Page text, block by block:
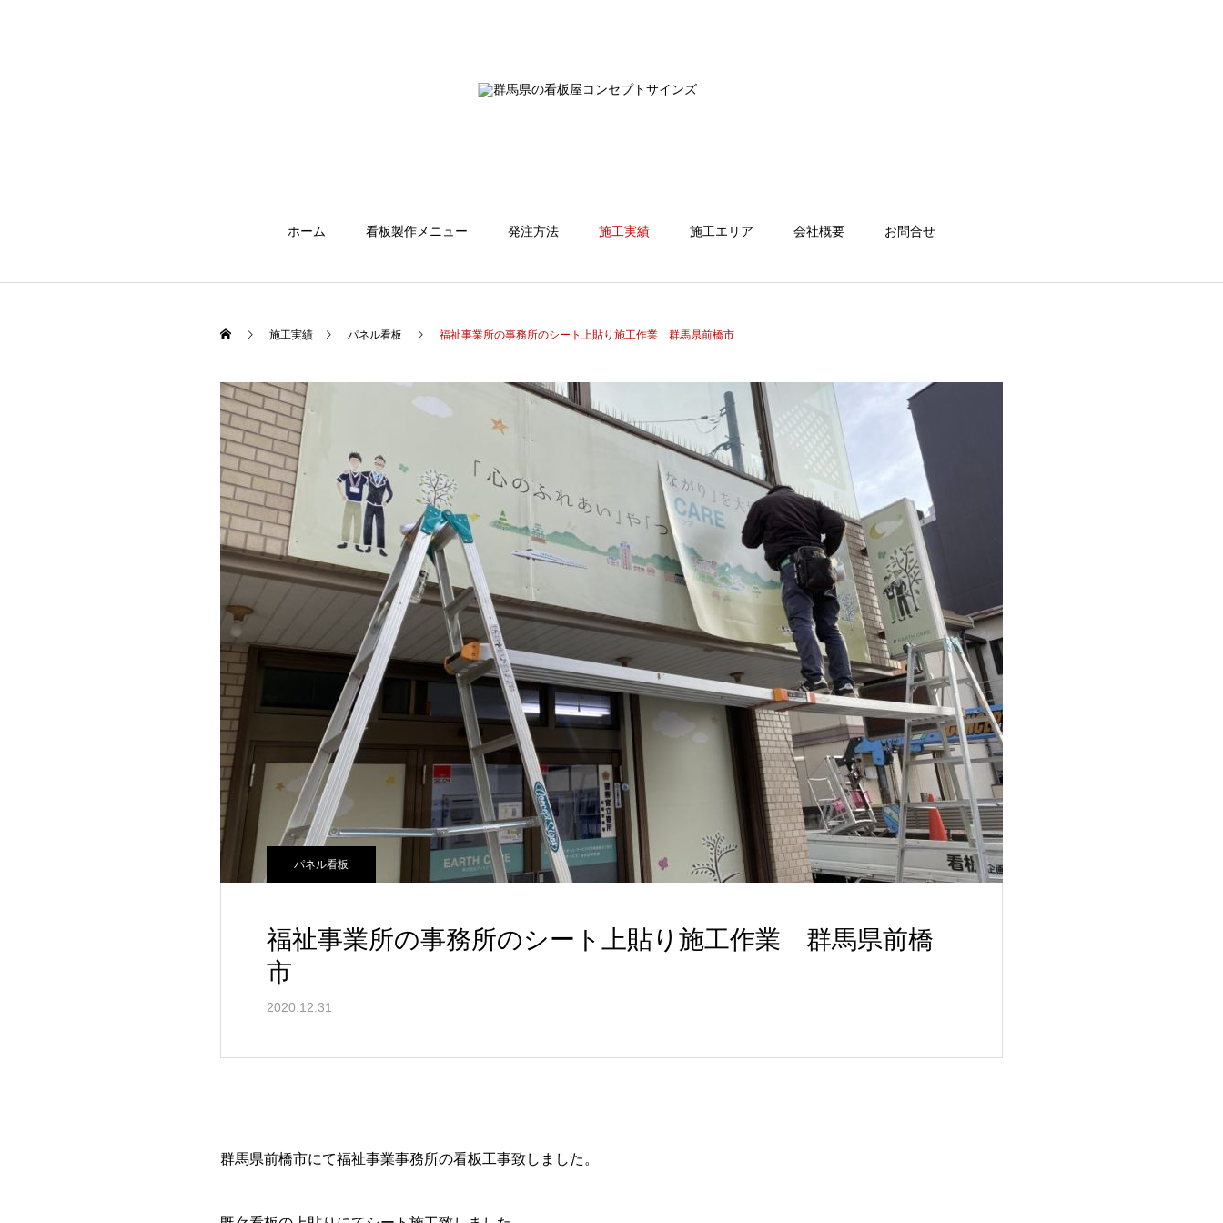
ホーム 看板製作メニュー 発注方法 施工実績 施工エリア 会社概要 お問合せ
施工実績 パネル看板 福祉事業所の事務所のシート上貼り施工作業 群馬県前橋市
パネル看板
福祉事業所の事務所のシート上貼り施工作業 群馬県前橋
市
2020.12.31
群馬県前橋市にて福祉事業事務所の看板工事致しました。